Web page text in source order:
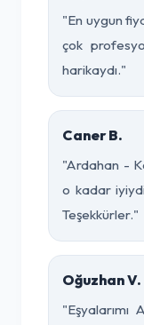
"En uygun
çok
harikaydı."
Caner B.
"Ardahan -
o kadar
Teşekkürler."
Oğuzhan V.
"Eşyalarımı